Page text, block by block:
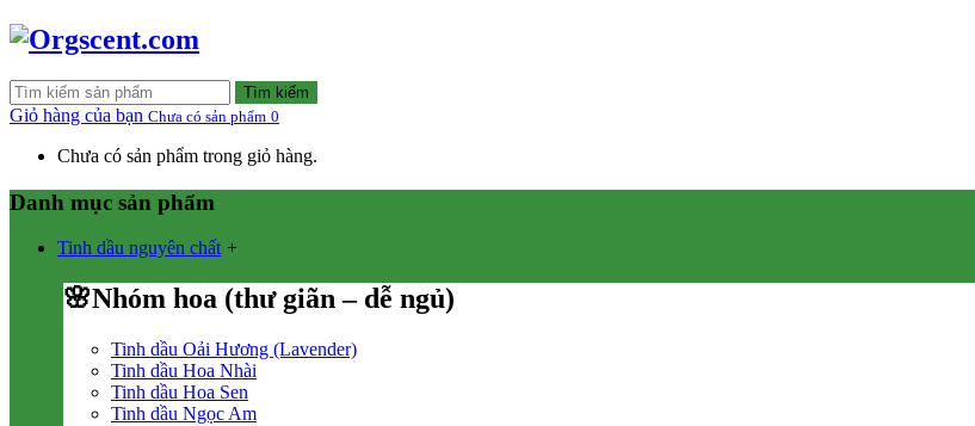
Tìm kiếm
Giỏ hàng của bạn Chưa có sản phẩm 0
Chưa có sản phẩm trong giỏ hàng.
Danh mục sản phẩm
Tinh dầu nguyên chất +
🌸Nhóm hoa (thư giãn – dễ ngủ)
Tinh dầu Oải Hương (Lavender)
Tinh dầu Hoa Nhài
Tinh dầu Hoa Sen
Tinh dầu Ngọc Am